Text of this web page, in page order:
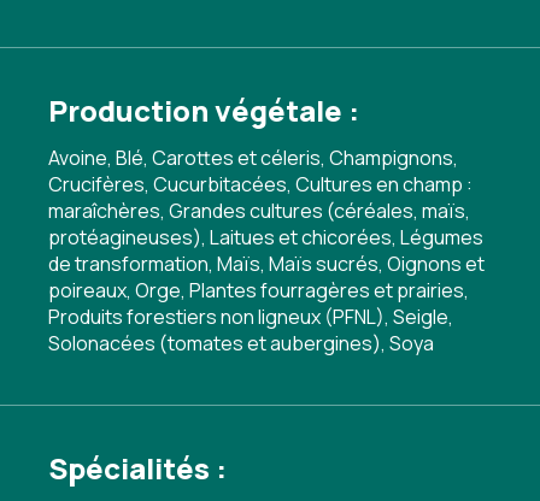
Production végétale :
Avoine, Blé, Carottes et céleris, Champignons,
Crucifères, Cucurbitacées, Cultures en champ :
maraîchères, Grandes cultures (céréales, maïs,
protéagineuses), Laitues et chicorées, Légumes
de transformation, Maïs, Maïs sucrés, Oignons et
poireaux, Orge, Plantes fourragères et prairies,
Produits forestiers non ligneux (PFNL), Seigle,
Solonacées (tomates et aubergines), Soya
Spécialités :